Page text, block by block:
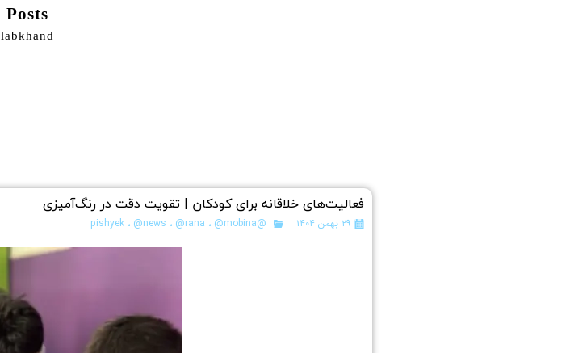
Posts
labkhand
فعالیت‌های خلاقانه برای کودکان | تقویت دقت در رنگ‌آمیزی
۲۹ بهمن ۱۴۰۴ @pishyek ، @news ، @rana ، @mobina